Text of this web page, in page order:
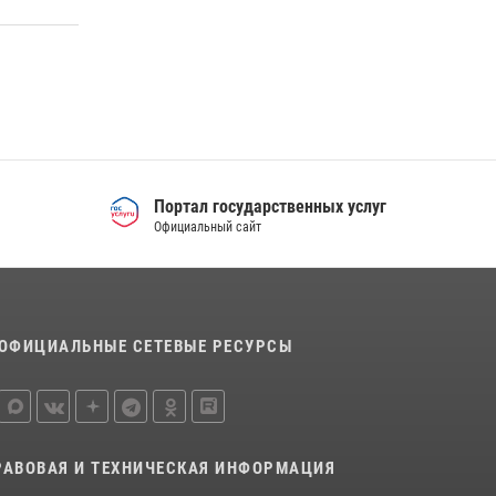
«Иннопром-2026»
Портал государственных услуг
Официальный сайт
СЕТЕВЫЕ РЕСУРСЫ
И ТЕХНИЧЕСКАЯ ИНФОРМАЦИЯ